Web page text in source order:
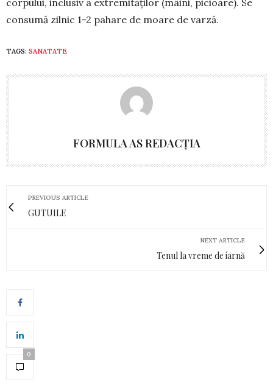
corpului, in­clu­siv a extremităților (mâini, pi­cioare). Se
consumă zilnic 1-2 pa­hare de moare de varză.
TAGS: SANATATE
FORMULA AS REDACȚIA
PREVIOUS ARTICLE
GUTUILE
NEXT ARTICLE
Tenul la vreme de iarnă
0